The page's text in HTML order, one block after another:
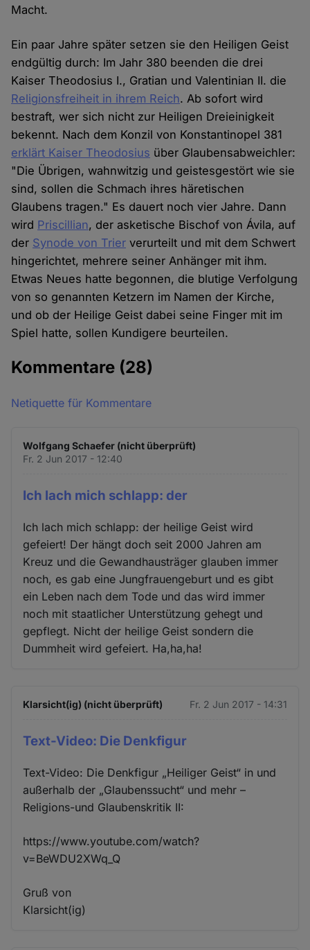
Macht.
Ein paar Jahre später setzen sie den Heiligen Geist
endgültig durch: Im Jahr 380 beenden die drei
Kaiser Theodosius I., Gratian und Valentinian II. die
Religionsfreiheit in ihrem Reich. Ab sofort wird
bestraft, wer sich nicht zur Heiligen Dreieinigkeit
bekennt. Nach dem Konzil von Konstantinopel 381
erklärt Kaiser Theodosius über Glaubensabweichler:
"Die Übrigen, wahnwitzig und geistesgestört wie sie
sind, sollen die Schmach ihres häretischen
Glaubens tragen." Es dauert noch vier Jahre. Dann
wird Priscillian, der asketische Bischof von Ávila, auf
der Synode von Trier verurteilt und mit dem Schwert
hingerichtet, mehrere seiner Anhänger mit ihm.
Etwas Neues hatte begonnen, die blutige Verfolgung
von so genannten Ketzern im Namen der Kirche,
und ob der Heilige Geist dabei seine Finger mit im
Spiel hatte, sollen Kundigere beurteilen.
Kommentare (28)
Netiquette für Kommentare
Wolfgang Schaefer (nicht überprüft)
Fr. 2 Jun 2017 - 12:40
Ich lach mich schlapp: der
Ich lach mich schlapp: der heilige Geist wird
gefeiert! Der hängt doch seit 2000 Jahren am
Kreuz und die Gewandhausträger glauben immer
noch, es gab eine Jungfrauengeburt und es gibt
ein Leben nach dem Tode und das wird immer
noch mit staatlicher Unterstützung gehegt und
gepflegt. Nicht der heilige Geist sondern die
Dummheit wird gefeiert. Ha,ha,ha!
Klarsicht(ig) (nicht überprüft) Fr. 2 Jun 2017 - 14:31
Text-Video: Die Denkfigur
Text-Video: Die Denkfigur „Heiliger Geist“ in und
außerhalb der „Glaubenssucht“ und mehr –
Religions-und Glaubenskritik II:
https://www.youtube.com/watch?
v=BeWDU2XWq_Q
Gruß von
Klarsicht(ig)